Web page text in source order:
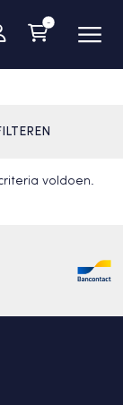
-
voldoen.